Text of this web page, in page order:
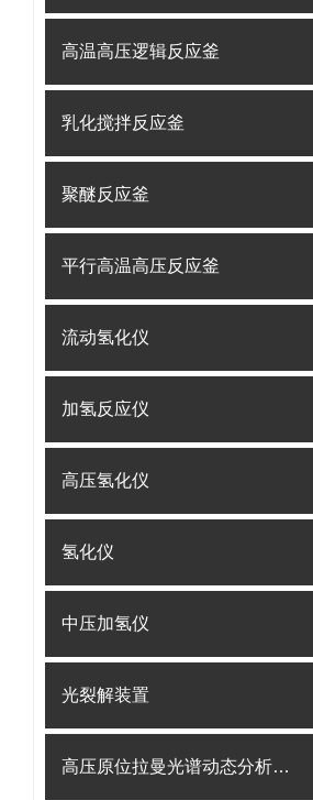
高温高压逻辑反应釜
乳化搅拌反应釜
聚醚反应釜
平行高温高压反应釜
流动氢化仪
加氢反应仪
高压氢化仪
氢化仪
中压加氢仪
光裂解装置
高压原位拉曼光谱动态分析系统